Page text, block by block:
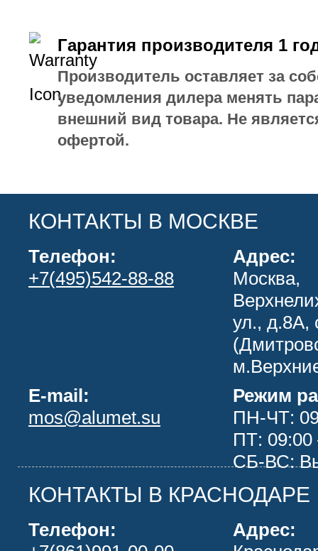
Гарантия производителя 1
Производитель оставляет за
уведомления дилера менять
внешний вид товара. Не
офертой.
КОНТАКТЫ В МОСКВЕ
Телефон:
+7(495)542-88-88
Адрес:
Москва,
ул., д.8А,
E-mail:
mos@alumet.su
Режим
ПН-ЧТ:
ПТ: 09:00
СБ-ВС:
КОНТАКТЫ В КРАСНОДАРЕ
Телефон:
Адрес: